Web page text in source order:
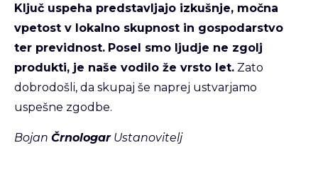
Ključ uspeha predstavljajo izkušnje, močna
vpetost v lokalno skupnost in gospodarstvo
ter previdnost. Posel smo ljudje ne zgolj
produkti, je naše vodilo že vrsto let. Zato
dobrodošli, da skupaj še naprej ustvarjamo
uspešne zgodbe.
Bojan Črnologar Ustanovitelj